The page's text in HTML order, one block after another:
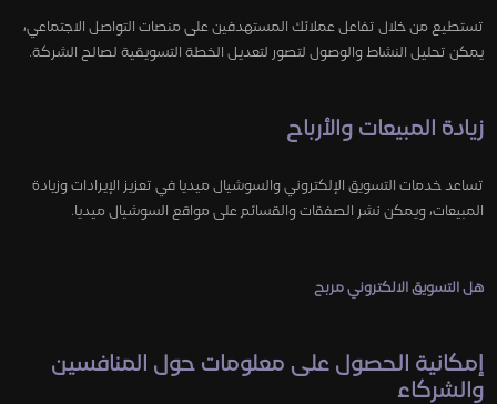
تستطيع من خلال تفاعل عملائك المستهدفين على منصات التواصل الاجتماعي،
يمكن تحليل النشاط والوصول لتصور لتعديل الخطة التسويقية لصالح الشركة.
زيادة المبيعات والأرباح
تساعد خدمات التسويق الإلكتروني والسوشيال ميديا في تعزيز الإيرادات وزيادة
المبيعات، ويمكن نشر الصفقات والقسائم على مواقع السوشيال ميديا.
هل التسويق الالكتروني مربح
إمكانية الحصول على معلومات حول المنافسين
والشركاء